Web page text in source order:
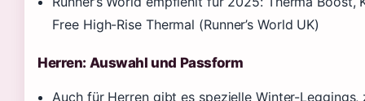
Free High-Rise Thermal (Runner’s World UK)
Herren: Auswahl und Passform
Auch für Herren gibt es spezielle Winter-